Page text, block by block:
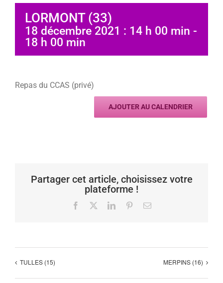
LORMONT (33)
18 décembre 2021 : 14 h 00 min -
18 h 00 min
Repas du CCAS (privé)
AJOUTER AU CALENDRIER
Partager cet article, choisissez votre
plateforme !
Facebook LinkedInPinterestEmail
TULLES (15) MERPINS (16)